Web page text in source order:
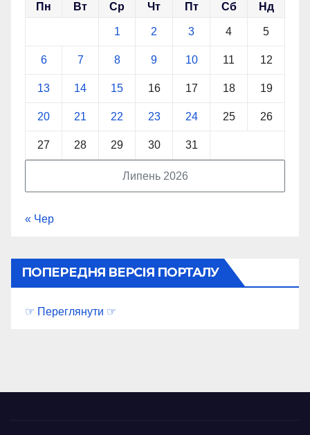
Липень 2026
Пн Вт Ср Чт Пт Сб Нд
1 2 3 4 5
6 7 8 9 10 11 12
13 14 15 16 17 18 19
20 21 22 23 24 25 26
27 28 29 30 31
« Чер
ПОПЕРЕДНЯ ВЕРСІЯ ПОРТАЛУ
☞ Переглянути ☞